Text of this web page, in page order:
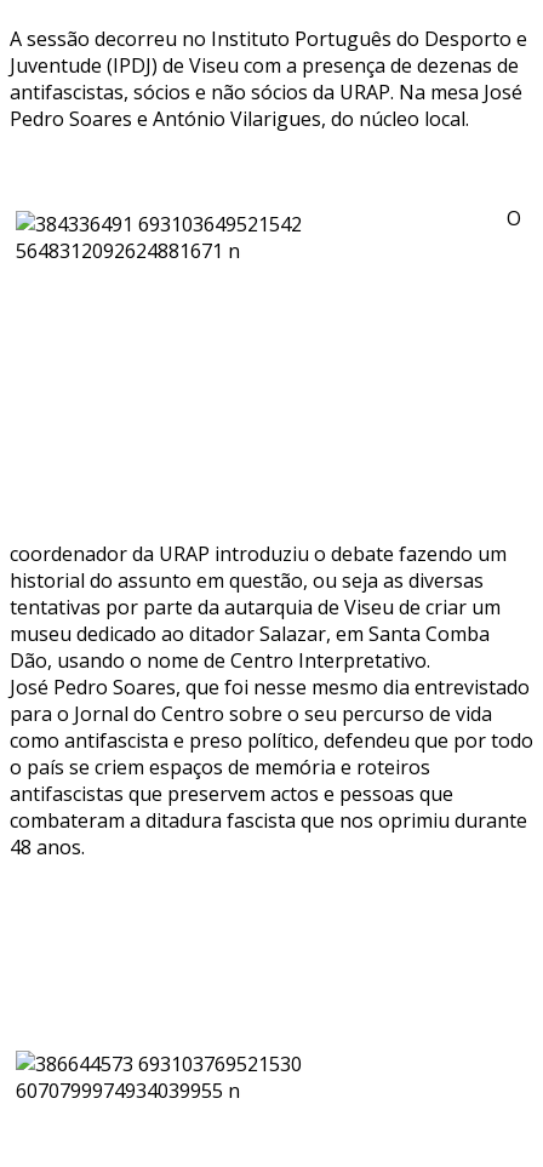
A sessão decorreu no Instituto Português do Desporto e
Juventude (IPDJ) de Viseu com a presença de dezenas de
antifascistas, sócios e não sócios da URAP. Na mesa José
Pedro Soares e António Vilarigues, do núcleo local.
O
coordenador da URAP introduziu o debate fazendo um
historial do assunto em questão, ou seja as diversas
tentativas por parte da autarquia de Viseu de criar um
museu dedicado ao ditador Salazar, em Santa Comba
Dão, usando o nome de Centro Interpretativo.
José Pedro Soares, que foi nesse mesmo dia entrevistado
para o Jornal do Centro sobre o seu percurso de vida
como antifascista e preso político, defendeu que por todo
o país se criem espaços de memória e roteiros
antifascistas que preservem actos e pessoas que
combateram a ditadura fascista que nos oprimiu durante
48 anos.